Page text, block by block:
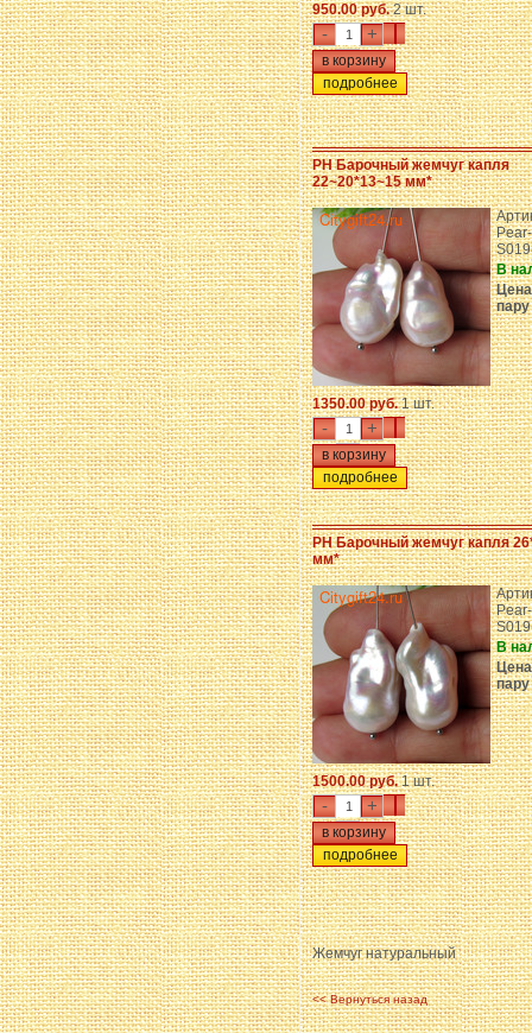
950.00 руб.2 шт.
- +
подробнее
PH Барочный жемчуг капля
22~20*13~15 мм*
Pear-
В
пару
1350.00 руб.1 шт.
- +
подробнее
PH Барочный жемчуг капля
мм*
Pear-
В
пару
1500.00 руб.1 шт.
- +
подробнее
Жемчуг натуральный
<< Вернуться назад